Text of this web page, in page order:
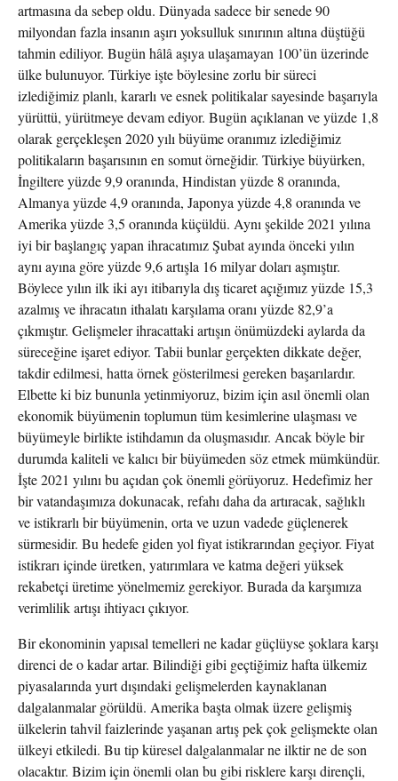
artmasına da sebep oldu. Dünyada sadece bir senede 90
milyondan fazla insanın aşırı yoksulluk sınırının altına düştüğü
tahmin ediliyor. Bugün hâlâ aşıya ulaşamayan 100’ün üzerinde
ülke bulunuyor. Türkiye işte böylesine zorlu bir süreci
izlediğimiz planlı, kararlı ve esnek politikalar sayesinde başarıyla
yürüttü, yürütmeye devam ediyor. Bugün açıklanan ve yüzde 1,8
olarak gerçekleşen 2020 yılı büyüme oranımız izlediğimiz
politikaların başarısının en somut örneğidir. Türkiye büyürken,
İngiltere yüzde 9,9 oranında, Hindistan yüzde 8 oranında,
Almanya yüzde 4,9 oranında, Japonya yüzde 4,8 oranında ve
Amerika yüzde 3,5 oranında küçüldü. Aynı şekilde 2021 yılına
iyi bir başlangıç yapan ihracatımız Şubat ayında önceki yılın
aynı ayına göre yüzde 9,6 artışla 16 milyar doları aşmıştır.
Böylece yılın ilk iki ayı itibarıyla dış ticaret açığımız yüzde 15,3
azalmış ve ihracatın ithalatı karşılama oranı yüzde 82,9’a
çıkmıştır. Gelişmeler ihracattaki artışın önümüzdeki aylarda da
süreceğine işaret ediyor. Tabii bunlar gerçekten dikkate değer,
takdir edilmesi, hatta örnek gösterilmesi gereken başarılardır.
Elbette ki biz bununla yetinmiyoruz, bizim için asıl önemli olan
ekonomik büyümenin toplumun tüm kesimlerine ulaşması ve
büyümeyle birlikte istihdamın da oluşmasıdır. Ancak böyle bir
durumda kaliteli ve kalıcı bir büyümeden söz etmek mümkündür.
İşte 2021 yılını bu açıdan çok önemli görüyoruz. Hedefimiz her
bir vatandaşımıza dokunacak, refahı daha da artıracak, sağlıklı
ve istikrarlı bir büyümenin, orta ve uzun vadede güçlenerek
sürmesidir. Bu hedefe giden yol fiyat istikrarından geçiyor. Fiyat
istikrarı içinde üretken, yatırımlara ve katma değeri yüksek
rekabetçi üretime yönelmemiz gerekiyor. Burada da karşımıza
verimlilik artışı ihtiyacı çıkıyor.
Bir ekonominin yapısal temelleri ne kadar güçlüyse şoklara karşı
direnci de o kadar artar. Bilindiği gibi geçtiğimiz hafta ülkemiz
piyasalarında yurt dışındaki gelişmelerden kaynaklanan
dalgalanmalar görüldü. Amerika başta olmak üzere gelişmiş
ülkelerin tahvil faizlerinde yaşanan artış pek çok gelişmekte olan
ülkeyi etkiledi. Bu tip küresel dalgalanmalar ne ilktir ne de son
olacaktır. Bizim için önemli olan bu gibi risklere karşı dirençli,